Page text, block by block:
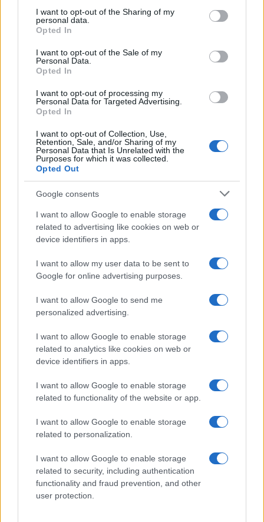
not limited to your visit or usage behaviour. You may click to
grant or deny consent to Google and its third-party tags to
use your data for below specified purposes in below Google
consent section.
I want to opt-out of the Sharing of my
personal data.
Opted In
I want to opt-out of the Sale of my
Personal Data.
Opted In
I want to opt-out of processing my
Personal Data for Targeted Advertising.
Opted In
I want to opt-out of Collection, Use,
Retention, Sale, and/or Sharing of my
Personal Data that Is Unrelated with the
Purposes for which it was collected.
Opted Out
Google consents
I want to allow Google to enable storage
related to advertising like cookies on web or
device identifiers in apps.
I want to allow my user data to be sent to
Google for online advertising purposes.
I want to allow Google to send me
personalized advertising.
I want to allow Google to enable storage
related to analytics like cookies on web or
device identifiers in apps.
I want to allow Google to enable storage
related to functionality of the website or app.
I want to allow Google to enable storage
related to personalization.
I want to allow Google to enable storage
related to security, including authentication
functionality and fraud prevention, and other
user protection.
Sigue leyendo
FINANZAS
Identifica y elimina suscripciones, fees y compras impulsivas
Marta Ruiz · 8 Ago 2026
FINANZAS
Cómo la crisis de refino está afectando los precios de la
FINANZAS